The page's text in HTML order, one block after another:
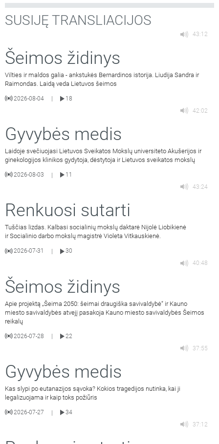
SUSIJĘ TRANSLIACIJOS
43:12
Šeimos židinys
Vilties ir maldos galia - ankstukės Bernardinos istorija. Liudija Sandra ir
Raimondas. Laidą veda Lietuvos šeimos
2026-08-04
18
42:02
Gyvybės medis
Laidoje svečiuojasi Lietuvos Sveikatos Mokslų universiteto Akušerijos ir
ginekologijos klinikos gydytoja, dėstytoja ir Lietuvos sveikatos mokslų
2026-08-03 |
11
43:24
Renkuosi sutarti
Tuščias lizdas. Kalbasi socialinių mokslų daktarė Nijolė Liobikienė
ir Socialinio darbo mokslų magistrė Violeta Vitkauskienė.
2026-07-31
30
40:48
Šeimos židinys
Apie projektą „Šeima 2050: šeimai draugiška savivaldybė“ ir Kauno
miesto savivaldybės atvejį pasakoja Kauno miesto savivaldybės Šeimos
reikalų
2026-07-28
22
37:55
Gyvybės medis
Kas slypi po eutanazijos sąvoka? Kokios tragedijos nutinka, kai ji
legalizuojama ir kaip toks požiūris
2026-07-27 |
34
37:12